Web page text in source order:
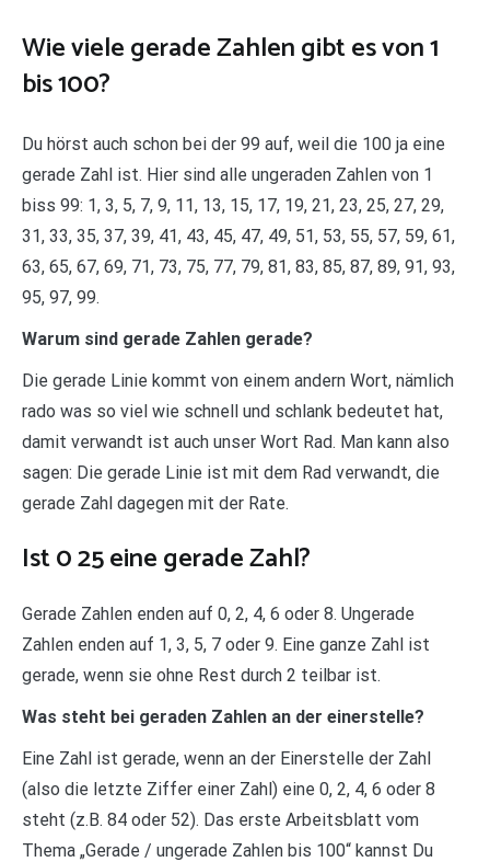
Wie viele gerade Zahlen gibt es von 1
bis 100?
Du hörst auch schon bei der 99 auf, weil die 100 ja eine
gerade Zahl ist. Hier sind alle ungeraden Zahlen von 1
biss 99: 1, 3, 5, 7, 9, 11, 13, 15, 17, 19, 21, 23, 25, 27, 29,
31, 33, 35, 37, 39, 41, 43, 45, 47, 49, 51, 53, 55, 57, 59, 61,
63, 65, 67, 69, 71, 73, 75, 77, 79, 81, 83, 85, 87, 89, 91, 93,
95, 97, 99.
Warum sind gerade Zahlen gerade?
Die gerade Linie kommt von einem andern Wort, nämlich
rado was so viel wie schnell und schlank bedeutet hat,
damit verwandt ist auch unser Wort Rad. Man kann also
sagen: Die gerade Linie ist mit dem Rad verwandt, die
gerade Zahl dagegen mit der Rate.
Ist 0 25 eine gerade Zahl?
Gerade Zahlen enden auf 0, 2, 4, 6 oder 8. Ungerade
Zahlen enden auf 1, 3, 5, 7 oder 9. Eine ganze Zahl ist
gerade, wenn sie ohne Rest durch 2 teilbar ist.
Was steht bei geraden Zahlen an der einerstelle?
Eine Zahl ist gerade, wenn an der Einerstelle der Zahl
(also die letzte Ziffer einer Zahl) eine 0, 2, 4, 6 oder 8
steht (z.B. 84 oder 52). Das erste Arbeitsblatt vom
Thema „Gerade / ungerade Zahlen bis 100“ kannst Du